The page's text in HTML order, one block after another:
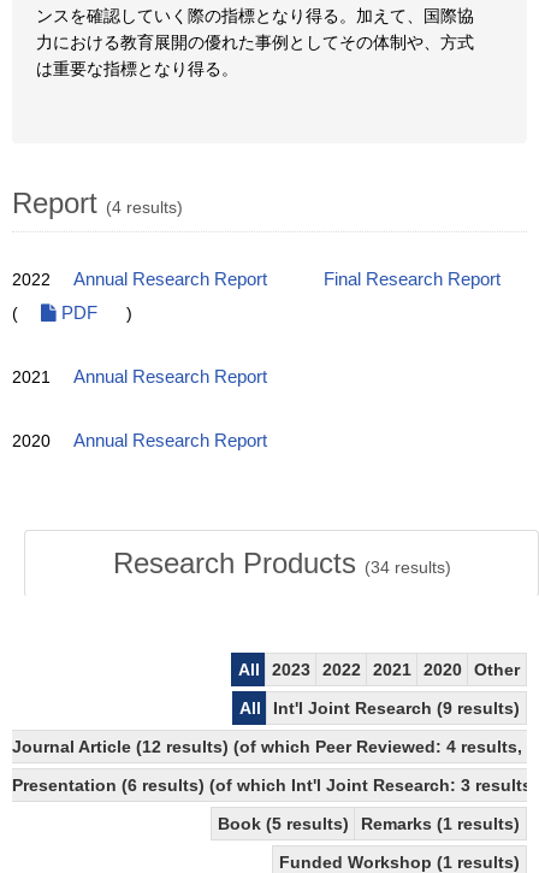
ンスを確認していく際の指標となり得る。加えて、国際協
力における教育展開の優れた事例としてその体制や、方式
は重要な指標となり得る。
Report (4 results)
2022 Annual Research Report
Final Research Report
(
PDF )
2021 Annual Research Report
2020 Annual Research Report
Research Products (34results)
All 2023 2022 2021 2020
Other
All
Int'l Joint Research (9 results)
Journal Article (12 results) (of which Peer Reviewed: 4 results,
Presentation (6 results) (of which Int'l Joint Research: 3 results)
Book (5 results)
Remarks (1 results)
Funded Workshop (1 results)